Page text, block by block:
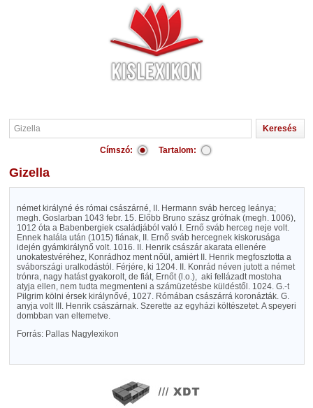
Címszó: Tartalom:
Gizella
német királyné és római császárné, II. Hermann sváb herceg leánya;
megh. Goslarban 1043 febr. 15. Előbb Bruno szász grófnak (megh. 1006),
1012 óta a Babenbergiek családjából való I. Ernő sváb herceg neje volt.
Ennek halála után (1015) fiának, II. Ernő sváb hercegnek kiskorusága
idején gyámkirálynő volt. 1016. II. Henrik császár akarata ellenére
unokatestvéréhez, Konrádhoz ment nőül, amiért II. Henrik megfosztotta a
svábországi uralkodástól. Férjére, ki 1204. II. Konrád néven jutott a német
trónra, nagy hatást gyakorolt, de fiát, Ernőt (l.o.), aki fellázadt mostoha
atyja ellen, nem tudta megmenteni a számüzetésbe küldéstől. 1024. G.-t
Pilgrim kölni érsek királynővé, 1027. Rómában császárrá koronázták. G.
anyja volt III. Henrik császárnak. Szerette az egyházi költészetet. A speyeri
dombban van eltemetve.
Forrás: Pallas Nagylexikon